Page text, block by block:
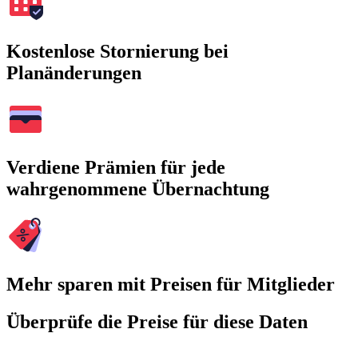
Kostenlose Stornierung bei
Planänderungen
Verdiene Prämien für jede
wahrgenommene Übernachtung
Mehr sparen mit Preisen für Mitglieder
Überprüfe die Preise für diese Daten